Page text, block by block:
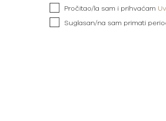
Pročitao/la sam i prihvaćam
Suglasan/na sam primati